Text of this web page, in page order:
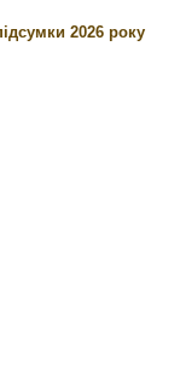
2026 року